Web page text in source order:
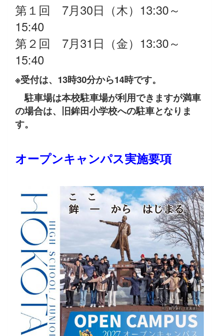
第１回 7月30日（木）13:30～
15:40
第２回 7月31日（金）13:30～
15:40
※受付は、13時30分から14時です。
駐車場は本校駐車場が利用できますが満車
の場合は、旧鉾田小学校への駐車となりま
す。
オープンキャンパス実施要項